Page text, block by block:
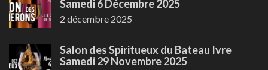
Samedi 6 Décembre 2025
2 décembre 2025
Salon des Spiritueux du Bateau Ivre
Samedi 29 Novembre 2025